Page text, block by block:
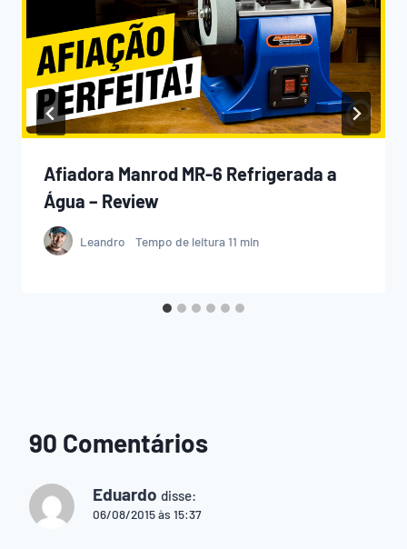
Afiadora Manrod MR-6 Refrigerada a
Água – Review
Leandro Tempo de leitura11 min
90 Comentários
Eduardo disse:
06/08/2015 às 15:37